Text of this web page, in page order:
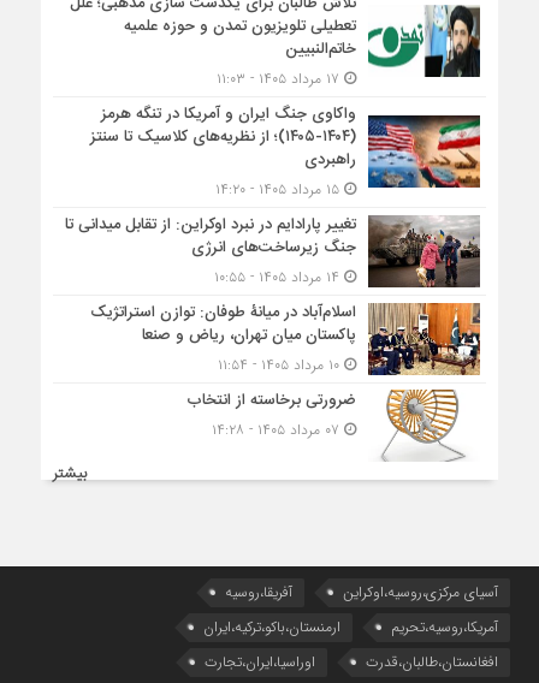
تعطیلی تلویزیون تمدن و حوزه علمیه
خاتم‌النبیین
واکاوی جنگ ایران و آمریکا در تنگه هرمز
(۱۴۰۴-۱۴۰۵)؛ از نظریه‌های کلاسیک تا سنتز
راهبردی
۱۵ مرداد ۱۴۰۵ - ۱۴:۲۰
تغییر پارادایم در نبرد اوکراین: از تقابل میدانی تا
جنگ زیرساخت‌های انرژی
اسلام‌آباد در میانۀ طوفان: توازن استراتژیک
پاکستان میان تهران، ریاض و صنعا
۱۰ مرداد ۱۴۰۵ - ۱۱:۵۴
ضرورتی برخاسته از انتخاب
بیشتر
آسیای مرکزی،روسیه،اوکراین
آفریقا،روسیه
آمریکا،روسیه،تحریم
ارمنستان،باکو،ترکیه،ایران
افغانستان،طالبان،قدرت
اوراسیا،ایران،تجارت